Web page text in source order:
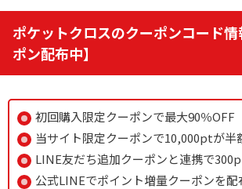
ポケットクロスのクーポンコード
ポン配布中】
初回購入限定クーポンで最大90％OFF
当サイト限定クーポンで10,000ptが半
LINE友だち追加クーポンと連携で
公式LINEでポイント増量クーポンを配